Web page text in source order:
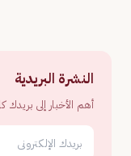
النشرة البريدية
أهم الأخبار إلى